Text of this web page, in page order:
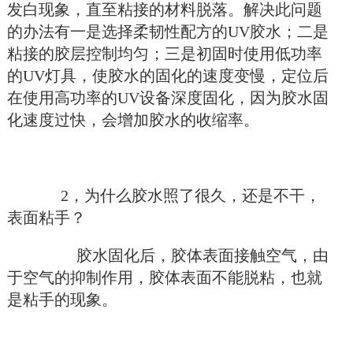
发白现象，直至粘接的材料脱落。解决此问题
的办法有一是选择柔韧性配方的UV胶水；二是
粘接的胶层控制均匀；三是初固时使用低功率
的UV灯具，使胶水的固化的速度变慢，定位后
在使用高功率的UV设备深度固化，因为胶水固
化速度过快，会增加胶水的收缩率。
2，为什么胶水照了很久，还是不干，
表面粘手？
胶水固化后，胶体表面接触空气，由
于空气的抑制作用，胶体表面不能脱粘，也就
是粘手的现象。